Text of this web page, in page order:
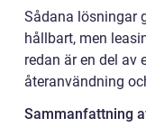
Sådana lösningar
hållbart, men
redan är en del av
återanvändning
Sammanfattning